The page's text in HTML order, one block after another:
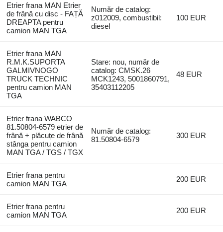
Etrier frana MAN Etrier
de frână cu disc - FAȚĂ
DREAPTA pentru
camion MAN TGA
Număr de catalog:
z012009, combustibil:
diesel
100 EUR
Etrier frana MAN
R.M.K.SUPORTA
GALMIVNOGO
TRUCK TECHNIC
pentru camion MAN
TGA
Stare: nou, număr de
catalog: CMSK.26
MCK1243, 5001860791,
35403112205
48 EUR
Etrier frana WABCO
81.50804-6579 etrier de
frână + plăcuțe de frână
stânga pentru camion
MAN TGA / TGS / TGX
Număr de catalog:
81.50804-6579
300 EUR
Etrier frana pentru
camion MAN TGA
200 EUR
Etrier frana pentru
camion MAN TGA
200 EUR